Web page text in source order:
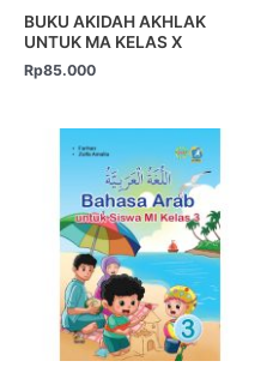
BUKU AKIDAH AKHLAK
UNTUK MA KELAS X
Rp85.000